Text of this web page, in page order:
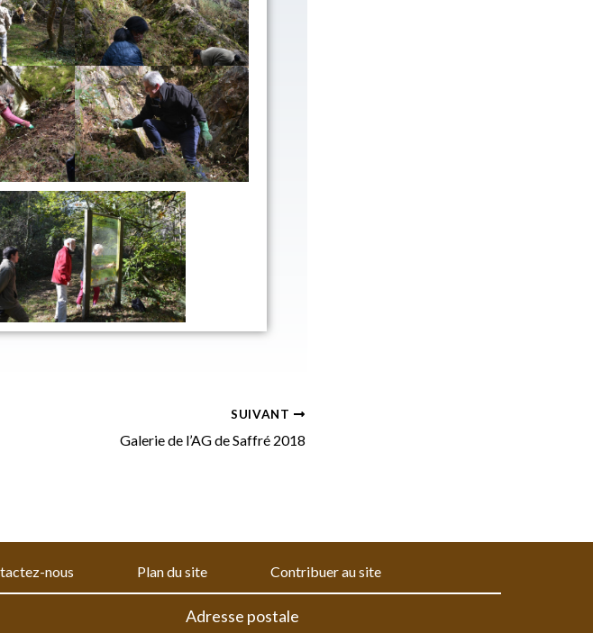
SUIVANT
Galerie de l’AG de Saffré 2018
nous Plan du site Contribuer au site
Adresse postale